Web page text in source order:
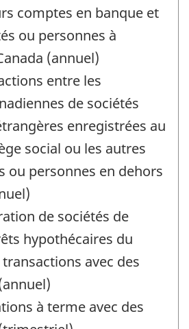
comptes en banque et
ou personnes à
(annuel)
entre les
de sociétés
enregistrées au
social ou les autres
ou personnes en dehors
de sociétés de
hypothécaires du
avec des
à terme avec des